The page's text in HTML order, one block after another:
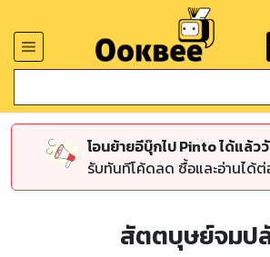
โอนย้ายอีบุ๊กไป Pinto ได้แล้ว
รับทันทีโค้ดลด ซื้อและอ่านได้
สัตตบุษย์จมป